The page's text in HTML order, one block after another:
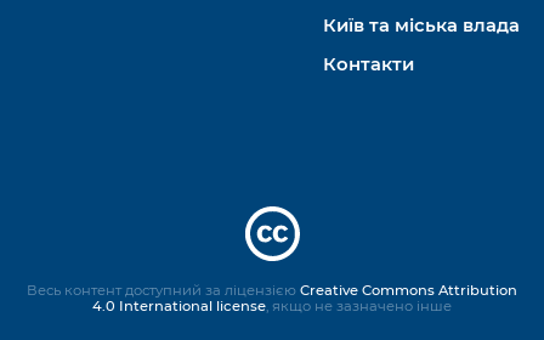
Київ та міська влада
Контакти
Весь контент доступний за ліцензією Creative Commons Attribution
4.0 International license, якщо не зазначено інше